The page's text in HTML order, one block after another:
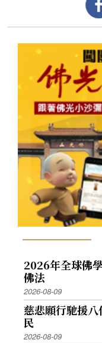
2026年全球佛
佛法
2026-08-09
慈悲願行馳援
民
2026-08-09